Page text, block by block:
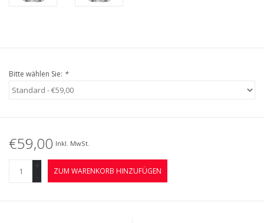
Bitte wählen Sie: *
€59,00 Inkl. MwSt.
+
-
ZUM WARENKORB HINZUFÜGEN